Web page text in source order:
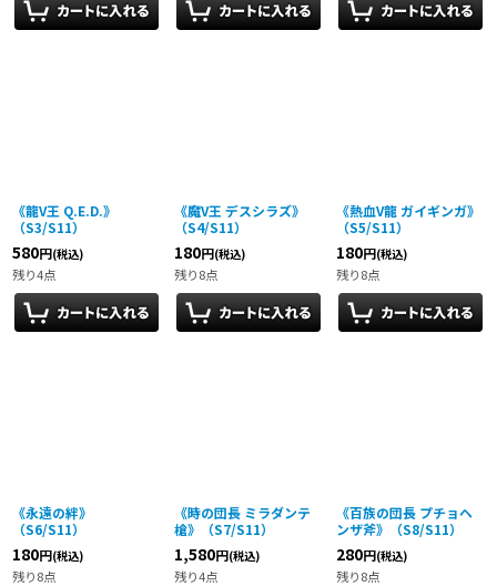
《龍V王 Q.E.D.》
（S3/S11）
580円(税込)
残り4点
《魔V王 デスシラズ》
（S4/S11）
180円(税込)
残り8点
《熱血V龍 ガイギンガ》
（S5/S11）
180円(税込)
残り8点
《永遠の絆》
（S6/S11）
180円(税込)
残り8点
《時の団長 ミラダンテ
槍》（S7/S11）
1,580円(税込)
残り4点
《百族の団長 プチョヘ
ンザ斧》（S8/S11）
280円(税込)
残り8点